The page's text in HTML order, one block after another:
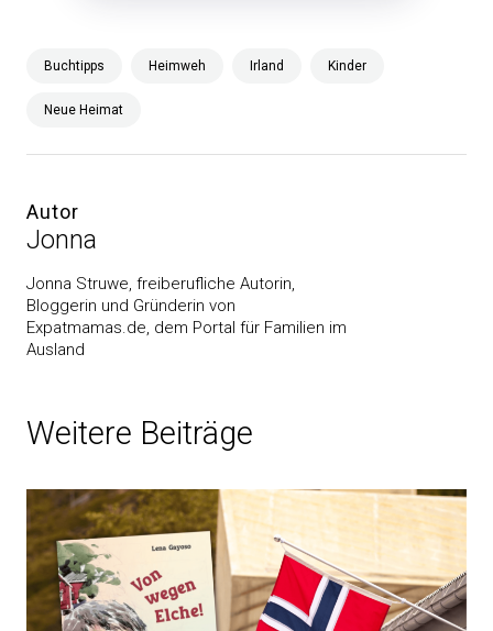
Buchtipps Heimweh Irland Kinder
Neue Heimat
Autor
Jonna
Jonna Struwe, freiberufliche Autorin,
Bloggerin und Gründerin von
Expatmamas.de, dem Portal für Familien im
Ausland
Weitere Beiträge